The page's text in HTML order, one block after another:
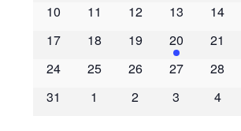
m
é
n
10
11 12 13 14
17
18 19 20 21
24
25 26 27 28
31
1 2 3 4